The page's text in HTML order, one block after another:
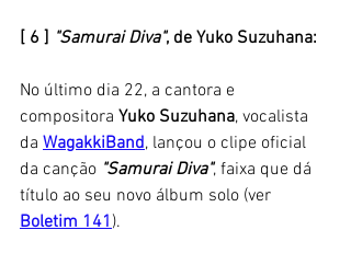
[ 6 ] "Samurai Diva", de Yuko Suzuhana:
No último dia 22, a cantora e
compositora Yuko Suzuhana, vocalista
da WagakkiBand, lançou o clipe oficial
da canção "Samurai Diva", faixa que dá
título ao seu novo álbum solo (ver
Boletim 141).